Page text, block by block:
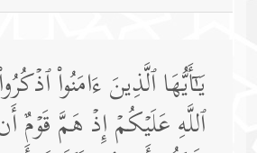
یَـٰۤأَیُّهَا ٱلَّذِینَ ءَامَنُوا۟
ٱللَّهِ عَلَیۡكُمۡ إِذۡ هَمَّ قَوۡمٌ